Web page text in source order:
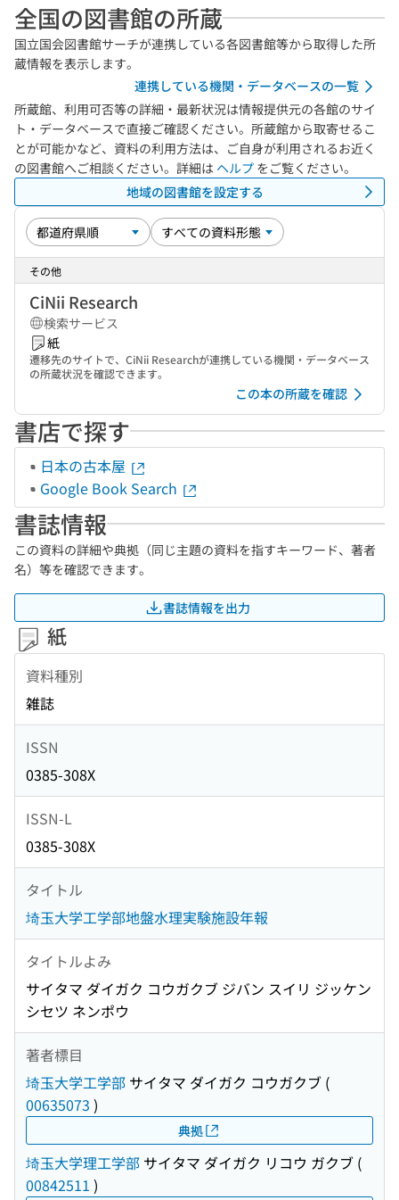
全国の図書館の所蔵
国立国会図書館サーチが連携している各図書館等から取得した所
蔵情報を表示します。
連携している機関・データベースの一覧
所蔵館、利用可否等の詳細・最新状況は情報提供元の各館のサイ
ト・データベースで直接ご確認ください。所蔵館から取寄せるこ
とが可能かなど、資料の利用方法は、ご自身が利用されるお近く
の図書館へご相談ください。詳細は ヘルプ をご覧ください。
地域の図書館を設定する
その他
CiNii Research
検索サービス
紙
遷移先のサイトで、CiNii Researchが連携している機関・データベース
の所蔵状況を確認できます。
この本の所蔵を確認
書店で探す
日本の古本屋
Google Book Search
書誌情報
この資料の詳細や典拠（同じ主題の資料を指すキーワード、著者
名）等を確認できます。
書誌情報を出力
紙
資料種別
雑誌
ISSN
0385-308X
ISSN-L
0385-308X
タイトル
埼玉大学工学部地盤水理実験施設年報
タイトルよみ
サイタマ ダイガク コウガクブ ジバン スイリ ジッケン
シセツ ネンポウ
著者標目
埼玉大学工学部 サイタマ ダイガク コウガクブ (
00635073 )
典拠
埼玉大学理工学部 サイタマ ダイガク リコウ ガクブ (
00842511 )